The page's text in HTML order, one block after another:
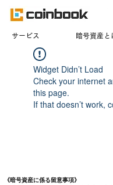
​サービス 暗号資産と
Widget Didn’t Load
Check your internet
this page.
If that doesn’t work,
《暗号資産に係る留意事項》